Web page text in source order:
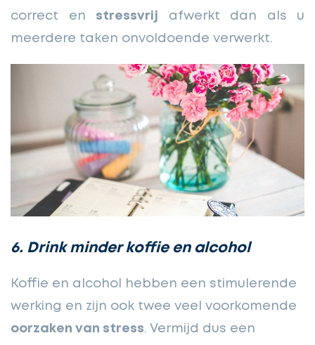
correct en stressvrij afwerkt dan als u
meerdere taken onvoldoende verwerkt.
6. Drink minder koffie en alcohol
Koffie en alcohol hebben een stimulerende
werking en zijn ook twee veel voorkomende
oorzaken van stress. Vermijd dus een